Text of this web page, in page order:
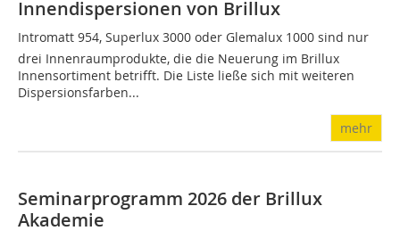
Innendispersionen von Brillux
Intromatt 954, Superlux 3000 oder Glemalux 1000 sind nur
drei Innenraumprodukte, die die Neuerung im Brillux
Innensortiment betrifft. Die Liste ließe sich mit weiteren
Dispersionsfarben...
mehr
Seminarprogramm 2026 der Brillux
Akademie